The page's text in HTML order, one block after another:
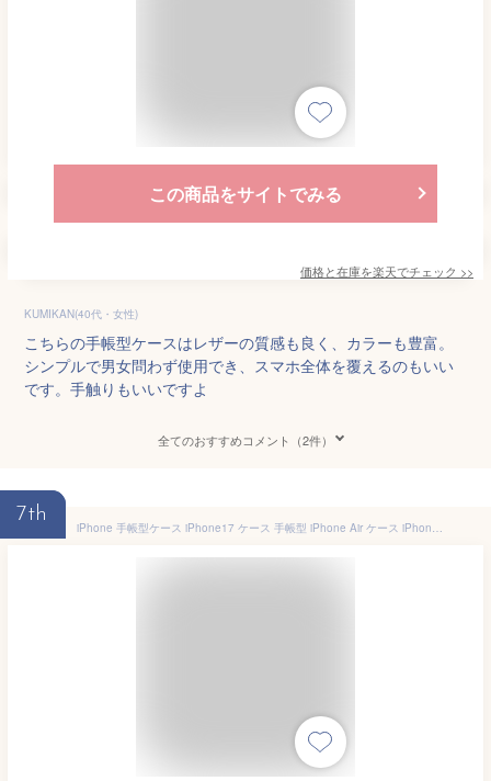
この商品をサイトでみる
価格と在庫を楽天でチェック >>
KUMIKAN(40代・女性)
こちらの手帳型ケースはレザーの質感も良く、カラーも豊富。
シンプルで男女問わず使用でき、スマホ全体を覆えるのもいい
です。手触りもいいですよ
全てのおすすめコメント（2件）
7th
iPhone 手帳型ケース iPhone17 ケース 手帳型 iPhone Air ケース iPhone17Pro ケース iPhone17Pro Max ケース iPhone16e iPhone16 ケース 手帳型 iPhone16Pro max 16Plus iPhone15 ケース 手帳型 15Pro max iPhone14 14Pro 13 12 iPhoneSE カバー